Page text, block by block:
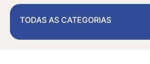
TODAS AS CATEGORIAS